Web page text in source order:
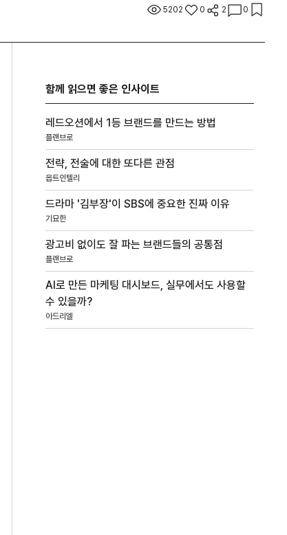
5202 0 2 0
함께 읽으면 좋은 인사이트
레드오션에서 1등 브랜드를 만드는 방법
플랜브로
전략, 전술에 대한 또다른 관점
옵트인텔리
드라마 '김부장'이 SBS에 중요한 진짜 이유
기묘한
광고비 없이도 잘 파는 브랜드들의 공통점
플랜브로
AI로 만든 마케팅 대시보드, 실무에서도 사용할
수 있을까?
아드리엘